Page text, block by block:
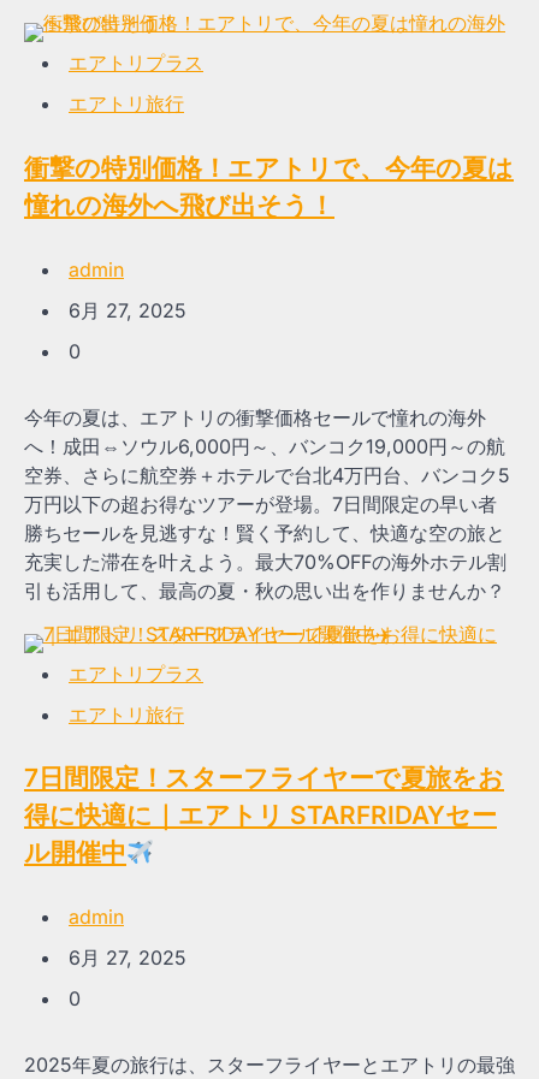
エアトリプラス
エアトリ旅行
衝撃の特別価格！エアトリで、今年の夏は
憧れの海外へ飛び出そう！
admin
6月 27, 2025
0
今年の夏は、エアトリの衝撃価格セールで憧れの海外
へ！成田⇔ソウル6,000円～、バンコク19,000円～の航
空券、さらに航空券＋ホテルで台北4万円台、バンコク5
万円以下の超お得なツアーが登場。7日間限定の早い者
勝ちセールを見逃すな！賢く予約して、快適な空の旅と
充実した滞在を叶えよう。最大70%OFFの海外ホテル割
引も活用して、最高の夏・秋の思い出を作りませんか？
エアトリプラス
エアトリ旅行
7日間限定！スターフライヤーで夏旅をお
得に快適に｜エアトリ STARFRIDAYセー
ル開催中
admin
6月 27, 2025
0
2025年夏の旅行は、スターフライヤーとエアトリの最強